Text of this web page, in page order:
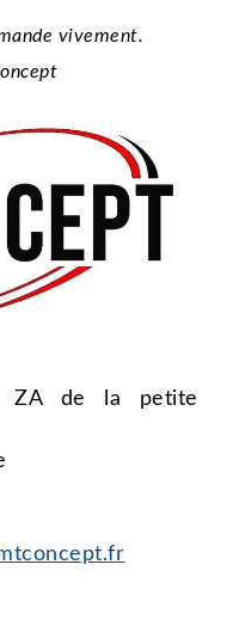
vivement.
ZA de la petite